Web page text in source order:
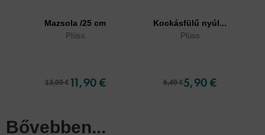
Mazsola /25 cm
Plüss
13,09 € 11,90 €
Kockásfülű nyúl...
Plüss
6,49 €5,90 €
Bővebben...